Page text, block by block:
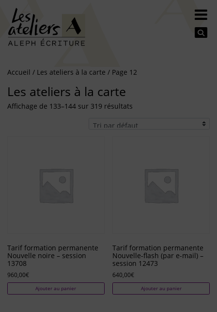
Accueil / Les ateliers à la carte / Page 12
Les ateliers à la carte
Affichage de 133–144 sur 319 résultats
Tarif formation permanente
Nouvelle noire – session
13708
960,00€
Ajouter au panier
Tarif formation permanente
Nouvelle-flash (par e-mail) –
session 12473
640,00€
Ajouter au panier